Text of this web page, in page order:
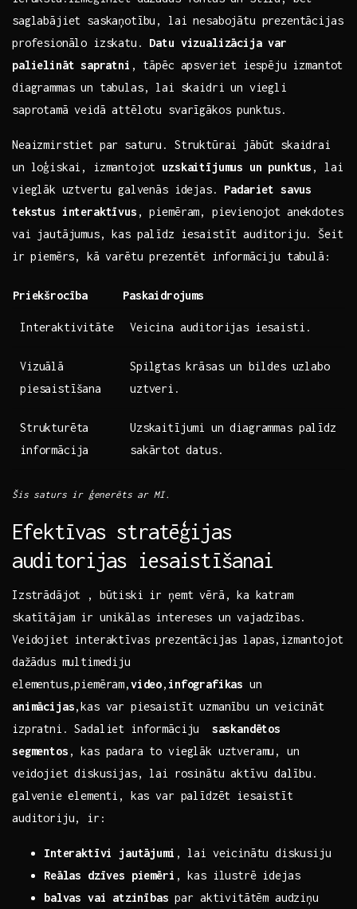
saglabājiet ‍saskaņotību, lai nesabojātu prezentācijas
profesionālo izskatu.‌ Datu vizualizācija ⁤var
palielināt⁣ sapratni , tāpēc apsveriet⁤ iespēju izmantot
diagrammas un tabulas, lai ⁤skaidri‍ un viegli
saprotamā veidā attēlotu svarīgākos punktus.
Neaizmirstiet par saturu. Struktūrai jābūt skaidrai
un loģiskai, izmantojot uzskaitījumus ‌un punktus , ‌lai
vieglāk⁤ uztvertu galvenās idejas. Padariet savus
tekstus interaktīvus , piemēram, pievienojot​ anekdotes
vai jautājumus, kas palīdz iesaistīt auditoriju. Šeit‌
ir ⁣piemērs, kā‌ varētu prezentēt informāciju tabulā:
Priekšrocība Paskaidrojums
Interaktivitāte Veicina auditorijas iesaisti.
Vizuālā
piesaistīšana
Spilgtas⁢ krāsas un⁤ bildes​ uzlabo‍
uztveri.
Strukturēta
informācija
Uzskaitījumi un diagrammas palīdz
sakārtot⁢ datus.
Šis saturs ir ģenerēts ‍ar MI.
Efektīvas stratēģijas
auditorijas iesaistīšanai
Izstrādājot , būtiski ir ņemt vērā, ka ⁣katram
skatītājam ir unikālas intereses‌ un vajadzības.‍
Veidojiet interaktīvas ‍prezentācijas lapas,izmantojot
⁢dažādus multimediju
elementus,piemēram,video, infografikas un
animācijas,kas var piesaistīt uzmanību un ⁢veicināt
izpratni.​ Sadaliet informāciju ⁤ saskandētos
segmentos , kas padara to‍ vieglāk uztveramu, un
⁤veidojiet diskusijas, lai rosinātu aktīvu ⁤dalību.
galvenie⁣ elementi, kas var palīdzēt iesaistīt
auditoriju, ir:
Interaktīvi jautājumi , lai ‌veicinātu diskusiju
Reālas dzīves piemēri , kas​ ilustrē idejas
balvas‌ vai ⁢atzinības‌par aktivitātēm audziņu